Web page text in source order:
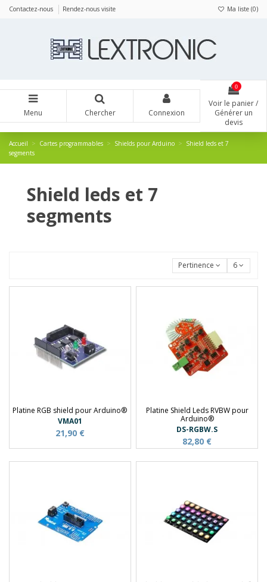
Contactez-nous Rendez-nous visite Ma liste (0)
Menu Chercher Connexion
0
Voir le panier /
Générer un
devis
Accueil Cartes programmables Shields pour Arduino
Shield leds et 7
segments
Shield leds et 7
segments
Pertinence 6
Platine RGB shield pour Arduino®
VMA01
21,90 €
Platine Shield Leds RVBW pour
Arduino®
DS-RGBW.S
82,80 €
Panneau de gestion des cookies